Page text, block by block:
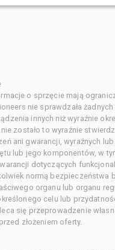
o sprzęcie mają
nie sprawdzała
innych niż wyraźnie
zostało to wyraźnie
ani gwarancji, wyraźnych lub
lub jego komponentów, w
dotyczących
normą bezpieczeństwa
organu lub organu
celu lub
się przeprowadzenie
złożeniem oferty.